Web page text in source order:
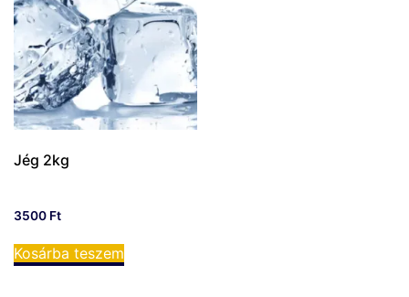
Jég 2kg
3500 Ft
Kosárba teszem